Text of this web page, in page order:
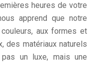
heures de votre
apprend que notre
aux formes et
des matériaux naturels
un luxe, mais une